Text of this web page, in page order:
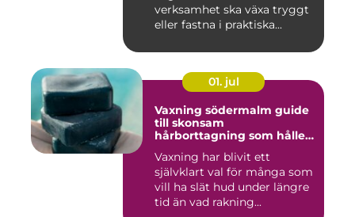
verksamhet ska växa tryggt
eller fastna i praktiska...
01. jul
Vaxning södermalm guide
till skonsam
hårborttagning som håller
Vaxning har blivit ett
självklart val för många som
vill ha slät hud under längre
tid än vad rakning...